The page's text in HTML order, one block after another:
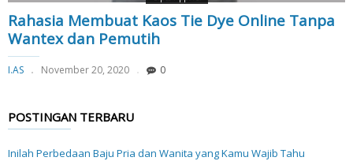
Rahasia Membuat Kaos Tie Dye Online Tanpa
Wantex dan Pemutih
I.AS November 20, 2020 0
POSTINGAN TERBARU
Inilah Perbedaan Baju Pria dan Wanita yang Kamu Wajib Tahu